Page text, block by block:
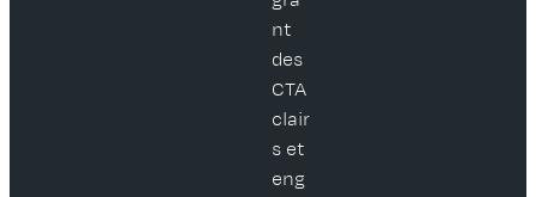
nt
des
CTA
clair
s et
eng